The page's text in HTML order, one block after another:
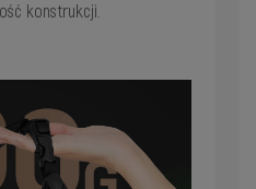
konstrukcji.